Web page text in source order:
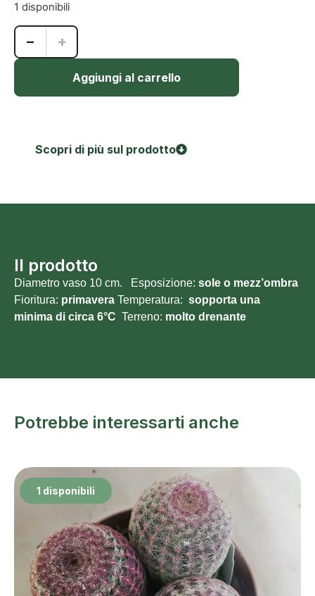
1 disponibili
− +
Aggiungi al carrello
Scopri di più sul prodotto
Il prodotto
Diametro vaso 10 cm. Esposizione: sole o mezz’ombra
Fioritura: primavera Temperatura: sopporta una
minima di circa 6°C Terreno: molto drenante
Potrebbe interessarti anche
1 disponibili